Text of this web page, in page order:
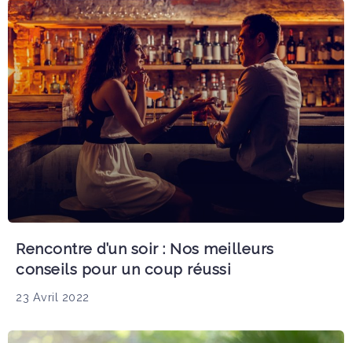
Rencontre d’un soir : Nos meilleurs
conseils pour un coup réussi
23 Avril 2022